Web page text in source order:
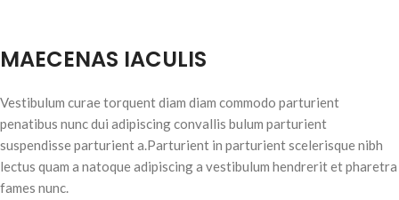
MAECENAS IACULIS
Vestibulum curae torquent diam diam commodo parturient
penatibus nunc dui adipiscing convallis bulum parturient
suspendisse parturient a.Parturient in parturient scelerisque nibh
lectus quam a natoque adipiscing a vestibulum hendrerit et pharetra
fames nunc.